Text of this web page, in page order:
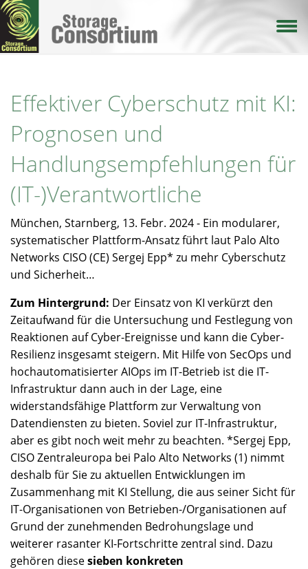
Direkt
zum
Inhalt
Effektiver Cyberschutz mit KI:
Prognosen und
Handlungsempfehlungen für
(IT-)Verantwortliche
München, Starnberg, 13. Febr. 2024 - Ein modularer,
systematischer Plattform-Ansatz führt laut Palo Alto
Networks CISO (CE) Sergej Epp* zu mehr Cyberschutz
und Sicherheit…
Zum Hintergrund: Der Einsatz von KI verkürzt den
Zeitaufwand für die Untersuchung und Festlegung von
Reaktionen auf Cyber-Ereignisse und kann die Cyber-
Resilienz insgesamt steigern. Mit Hilfe von SecOps und
hochautomatisierter AIOps im IT-Betrieb ist die IT-
Infrastruktur dann auch in der Lage, eine
widerstandsfähige Plattform zur Verwaltung von
Datendiensten zu bieten. Soviel zur IT-Infrastruktur,
aber es gibt noch weit mehr zu beachten. *Sergej Epp,
CISO Zentraleuropa bei Palo Alto Networks (1) nimmt
deshalb für Sie zu aktuellen Entwicklungen im
Zusammenhang mit KI Stellung, die aus seiner Sicht für
IT-Organisationen von Betrieben-/Organisationen auf
Grund der zunehmenden Bedrohungslage und
weiterer rasanter KI-Fortschritte zentral sind. Dazu
gehören diesesieben konkreten